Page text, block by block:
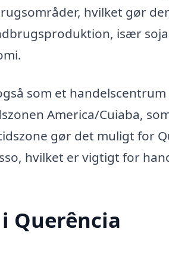
hvilket gør
især
som et
America/Cuiaba,
tidszone gør det muligt for
hvilket er vigtigt for
Querência